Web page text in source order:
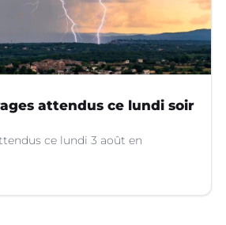
attendus ce lundi soir
ce lundi 3 août en